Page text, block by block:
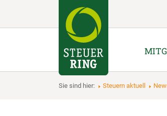
Sie sind hier: Steuern aktuell